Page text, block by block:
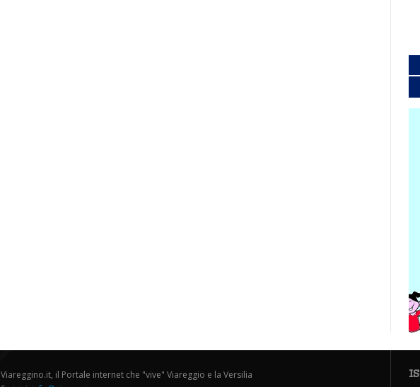
Viareggino.it, il Portale internet che "vive" Viareggio e la Versilia